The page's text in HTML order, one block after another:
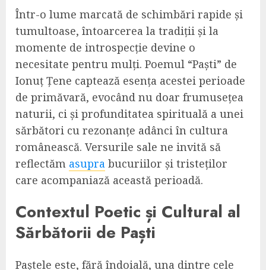
Într-o lume marcată de schimbări rapide și
tumultoase, întoarcerea la tradiții și la
momente de introspecție devine o
necesitate pentru mulți. Poemul “Paști” de
Ionuț Țene captează esența acestei perioade
de primăvară, evocând nu doar frumusețea
naturii, ci și profunditatea spirituală a unei
sărbători cu rezonanțe adânci în cultura
românească. Versurile sale ne invită să
reflectăm asupra bucuriilor și tristeților
care acompaniază această perioadă.
Contextul Poetic și Cultural al
Sărbătorii de Paști
Paștele este, fără îndoială, una dintre cele